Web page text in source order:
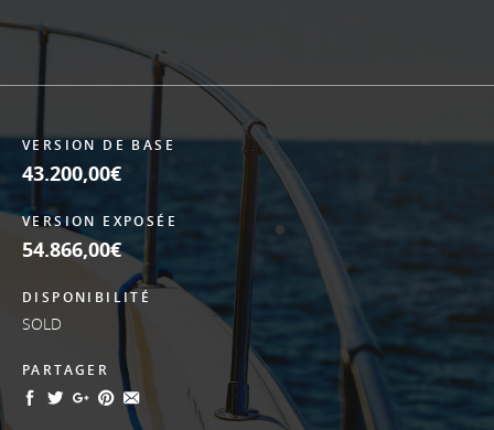
VERSION DE BASE
43.200,00€
VERSION EXPOSÉE
54.866,00€
DISPONIBILITÉ
SOLD
PARTAGER